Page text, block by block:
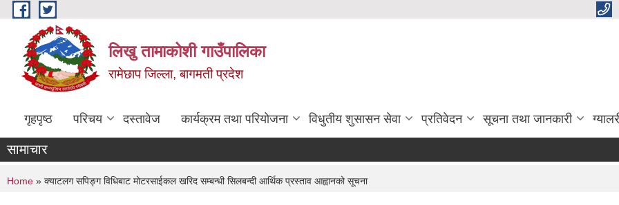
Skip to main content
लिखु तामाकोशी गाउँपालिका
रामेछाप जिल्ला, बागमती प्रदेश
गृहपृष्ठ परिचय दस्तावेज कार्यक्रम तथा परियोजना विधुतीय शुसासन सेवा प्रतिवेदन सूचना तथा जानकारी
सामाचार
You are here
Home » क्याटलग सपिङ्ग विधिबाट मोटरसाईकल खरिद सम्बन्धी सिलबन्दी आर्थिक प्रस्ताव आह्वानको सूचना